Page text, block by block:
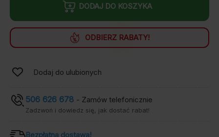
Mako
Jersey
6873/520
Takoma
DODAJ DO KOSZYKA
ODBIERZ RABATY!
Dodaj do ulubionych
506 626 678 - Zamów telefonicznie
Zadzwoń i dowiedz się, jak dostać rabat!
Bezpłatna dostawa!